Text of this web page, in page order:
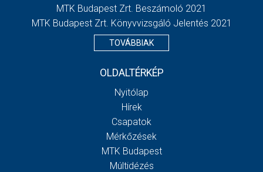
MTK Budapest Zrt. Beszámoló 2021
MTK Budapest Zrt. Könyvvizsgáló Jelentés 2021
TOVÁBBIAK
OLDALTÉRKÉP
Nyitólap
Hírek
Csapatok
Mérkőzések
MTK Budapest
Múltidézés